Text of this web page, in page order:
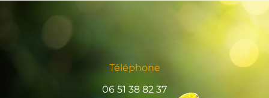
Téléphone
06 51 38 82 37